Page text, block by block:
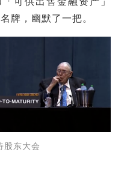
牌，幽默了一把。
股东大会